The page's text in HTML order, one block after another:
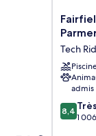
Fairfield
by
Inn
&
Suites
Austin
Ridge
Tech
admis
8.4
sur
8,4
1